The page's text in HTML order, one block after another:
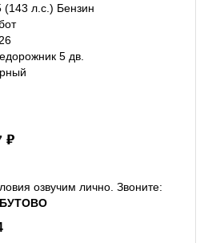
(143 л.с.) Бензин
5 дв.
озвучим лично. Звоните:
БУТОВО